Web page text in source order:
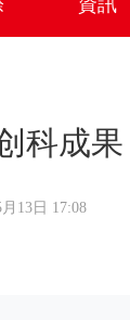
資訊
科成
13日 17:08